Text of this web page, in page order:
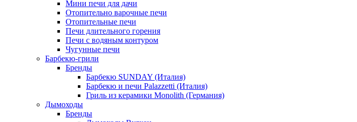
Мини печи для дачи
Отопительно варочные печи
Отопительные печи
Печи длительного горения
Печи с водяным контуром
Чугунные печи
Барбекю-грили
Бренды
Барбекю SUNDAY (Италия)
Барбекю и печи Palazzetti (Италия)
Гриль из керамики Monolith (Германия)
Дымоходы
Бренды